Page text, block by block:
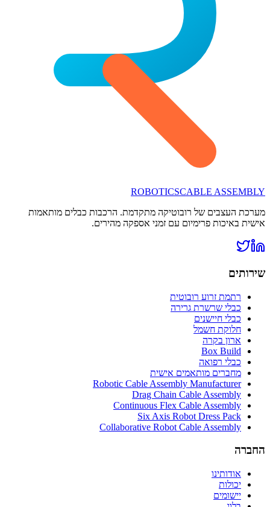
ROBOTICSCABLE ASSEMBLY
מערכת העצבים של רובוטיקה מתקדמת. הרכבות כבלים מותאמות
אישית באיכות פרימיום עם זמני אספקה מהירים.
שירותים
רתמת זרוע רובוטית
כבלי שרשרת גרירה
כבלי חיישנים
חלוקת חשמל
ארון בקרה
Box Build
כבלי רפואה
מחברים מותאמים אישית
Robotic Cable Assembly Manufacturer
Drag Chain Cable Assembly
Continuous Flex Cable Assembly
Six Axis Robot Dress Pack
Collaborative Robot Cable Assembly
החברה
אודותינו
יכולות
יישומים